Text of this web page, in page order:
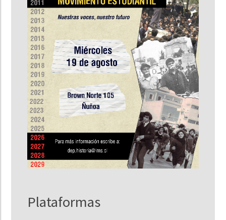
Plataformas